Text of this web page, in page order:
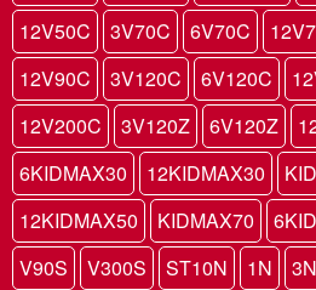
12V50C
3V70C 6V70C
12V90C
3V120C 6V120C
12V200C
3V120Z 6V120Z
6KIDMAX30
12KIDMAX30
12KIDMAX50
KIDMAX70
V90S
V300S ST10N 1N 3N